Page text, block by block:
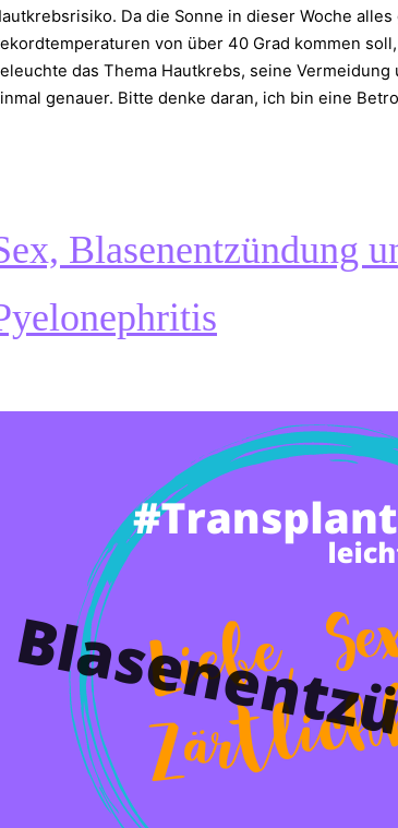
Da die Sonne in dieser Woche
von über 40 Grad kommen
das Thema Hautkrebs, seine Vermeidung
genauer. Bitte denke daran, ich bin eine
Blasenentzündung